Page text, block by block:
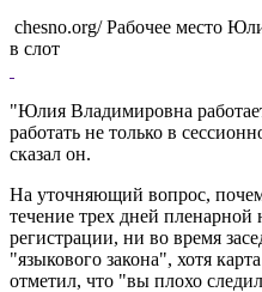
chesno.org/ Рабочее место
в слот
"Юлия Владимировна
работать не только в
сказал он.
На уточняющий вопрос,
течение трех дней
регистрации, ни во время
"языкового закона", хотя
отметил, что "вы плохо